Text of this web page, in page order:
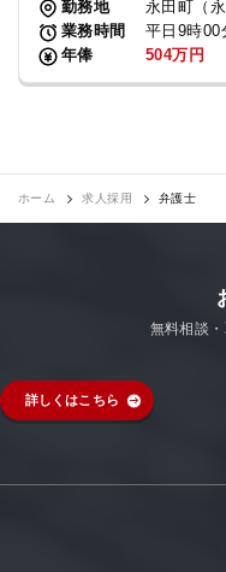
勤務地
永田町（
業務時間
平日9時00
年俸
504万円
ホーム 求人採用 弁護士
無料相談
詳しくはこちら